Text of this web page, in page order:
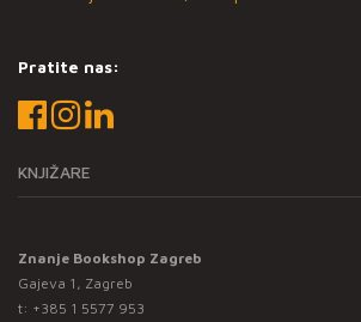
Pratite nas:
KNJIŽARE
Znanje Bookshop Zagreb
Gajeva 1, Zagreb
t: +385 1 5577 953